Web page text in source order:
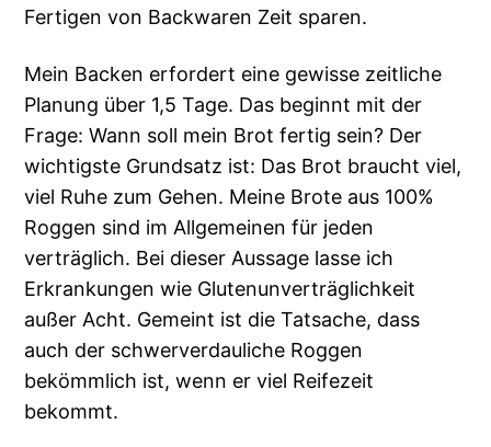
Fertigen von Backwaren Zeit sparen.
Mein Backen erfordert eine gewisse zeitliche
Planung über 1,5 Tage. Das beginnt mit der
Frage: Wann soll mein Brot fertig sein? Der
wichtigste Grundsatz ist: Das Brot braucht viel,
viel Ruhe zum Gehen. Meine Brote aus 100%
Roggen sind im Allgemeinen für jeden
verträglich. Bei dieser Aussage lasse ich
Erkrankungen wie Glutenunverträglichkeit
außer Acht. Gemeint ist die Tatsache, dass
auch der schwerverdauliche Roggen
bekömmlich ist, wenn er viel Reifezeit
bekommt.